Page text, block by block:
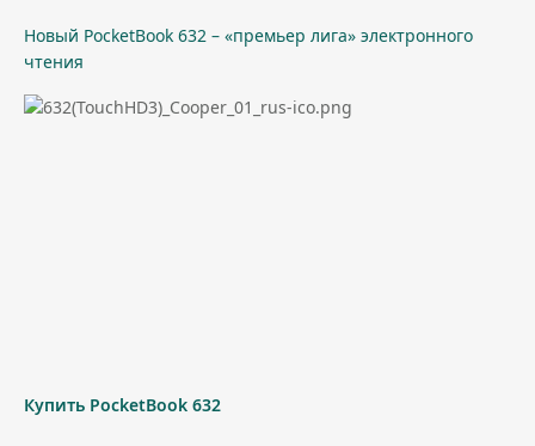
Новый PocketBook 632 – «премьер лига» электронного
чтения
Купить PocketBook 632